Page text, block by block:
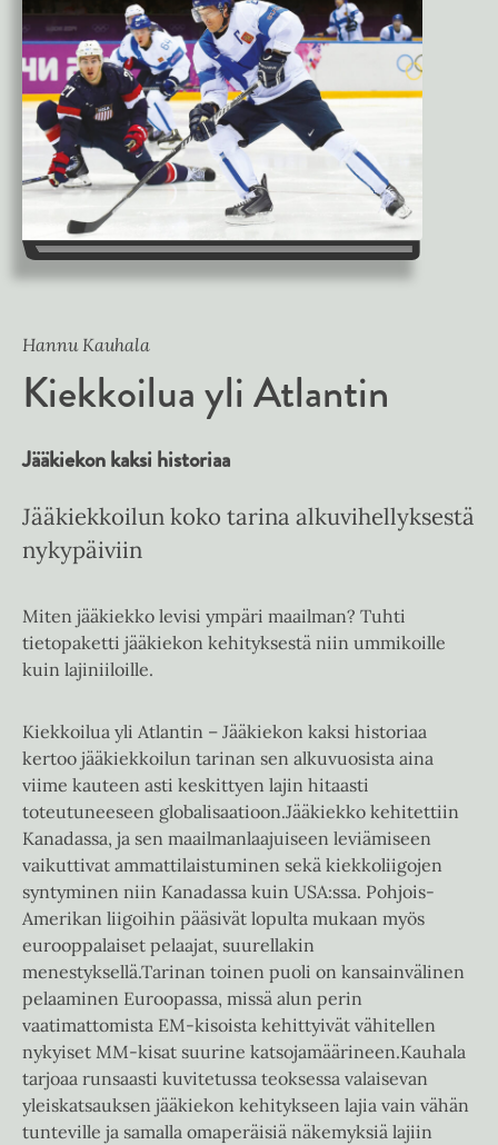
Hannu Kauhala
Kiekkoilua yli Atlantin
Jääkiekon kaksi historiaa
Jääkiekkoilun koko tarina alkuvihellyksestä
nykypäiviin
Miten jääkiekko levisi ympäri maailman? Tuhti
tietopaketti jääkiekon kehityksestä niin ummikoille
kuin lajiniiloille.
Kiekkoilua yli Atlantin – Jääkiekon kaksi historiaa
kertoo jääkiekkoilun tarinan sen alkuvuosista aina
viime kauteen asti keskittyen lajin hitaasti
toteutuneeseen globalisaatioon.Jääkiekko kehitettiin
Kanadassa, ja sen maailmanlaajuiseen leviämiseen
vaikuttivat ammattilaistuminen sekä kiekkoliigojen
syntyminen niin Kanadassa kuin USA:ssa. Pohjois-
Amerikan liigoihin pääsivät lopulta mukaan myös
eurooppalaiset pelaajat, suurellakin
menestyksellä.Tarinan toinen puoli on kansainvälinen
pelaaminen Euroopassa, missä alun perin
vaatimattomista EM-kisoista kehittyivät vähitellen
nykyiset MM-kisat suurine katsojamäärineen.Kauhala
tarjoaa runsaasti kuvitetussa teoksessa valaisevan
yleiskatsauksen jääkiekon kehitykseen lajia vain vähän
tunteville ja samalla omaperäisiä näkemyksiä lajiin